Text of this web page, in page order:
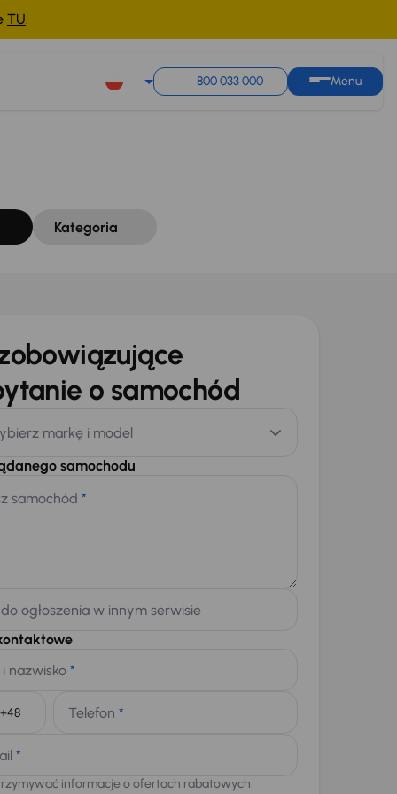
TU.
800 033 000 Menu
Kategoria
o samochód
markę i model
samochodu
samochód *
ogłoszenia w innym serwisie
nazwisko *
Telefon *
*
informacje o ofertach rabatowych